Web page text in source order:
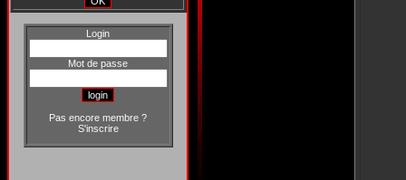
Login
Mot de passe
Pas encore membre ?
S'inscrire